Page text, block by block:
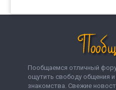
Пообщаемся отличный
ощутить свободу общения
знакомства. Свежие